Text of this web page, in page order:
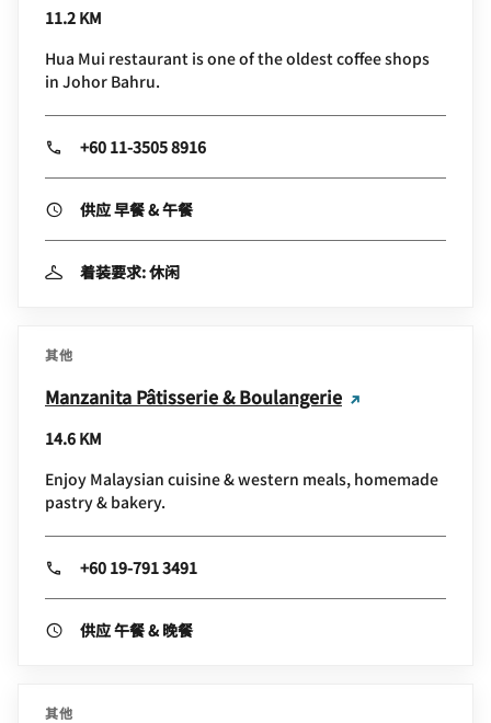
11.2 KM
Hua Mui restaurant is one of the oldest coffee shops
in Johor Bahru.
+60 11-3505 8916
供应 早餐 & 午餐
着装要求: 休闲
其他
Manzanita Pâtisserie & Boulangerie
14.6 KM
Enjoy Malaysian cuisine & western meals, homemade
pastry & bakery.
+60 19-791 3491
供应 午餐 & 晚餐
其他